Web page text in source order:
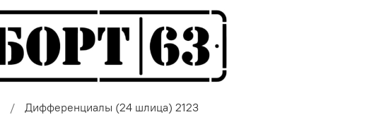
Дифференциалы (24 шлица) 2123